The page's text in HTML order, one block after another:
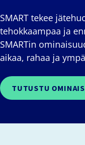
SMART tekee
tehokkaampaa ja
SMARTin
aikaa, rahaa ja
TUTUSTU